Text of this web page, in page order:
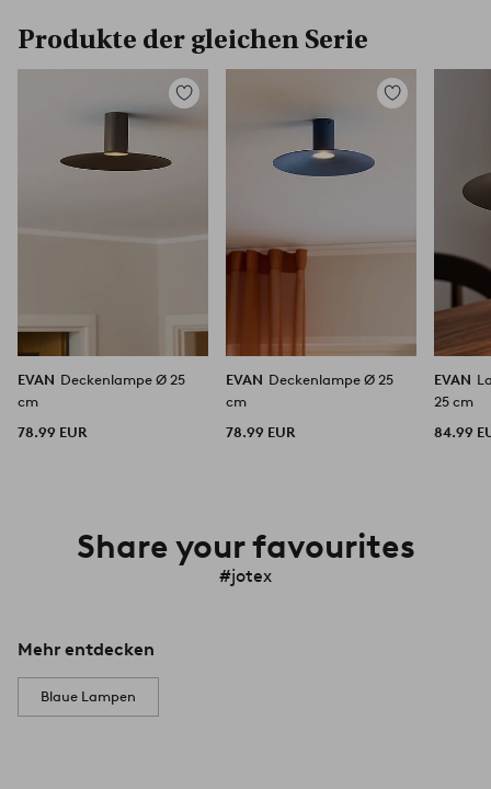
Produkte der gleichen Serie
Zu
EVAN Deckenlampe Ø 25
cm
78.99 EUR
Zu
EVAN Deckenlampe Ø 25
cm
78.99 EUR
EVAN
25 cm
84.99
Share your favourites
#jotex
Mehr entdecken
Blaue Lampen